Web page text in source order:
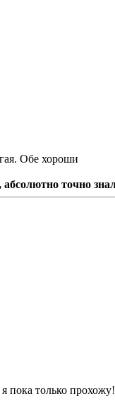
Обе хороши
точно
только